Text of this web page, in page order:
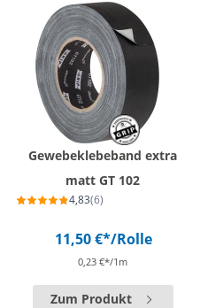
Gewebeklebeband extra
matt GT 102
4,83(6)
11,50 €*/Rolle
0,23 €*/1m
Zum Produkt